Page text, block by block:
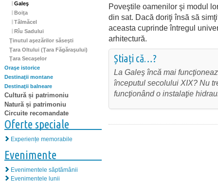
Galeş
Boiţa
Tălmăcel
Rîu Sadului
Ţinutul aşezărilor săseşti
Ţara Oltului (Ţara Făgăraşului)
Ţara Secaşelor
Oraşe istorice
Destinaţii montane
Destinaţii balneare
Cultură și patrimoniu
Natură și patrimoniu
Circuite recomandate
Oferte speciale
Experiențe memorabile
Evenimente
Evenimentele săptămânii
Evenimentele lunii
Poveştile oamenilor şi modul
din sat. Dacă doriţi însă să
aceasta cuprinde întregul
arhitectură.
Știați că…?
La Galeş încă mai
începutul secolului XIX? Nu
funcţionând o instalaţie